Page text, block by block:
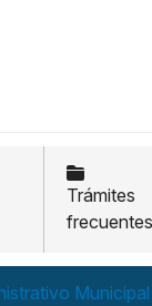
Trámites
frecuentes